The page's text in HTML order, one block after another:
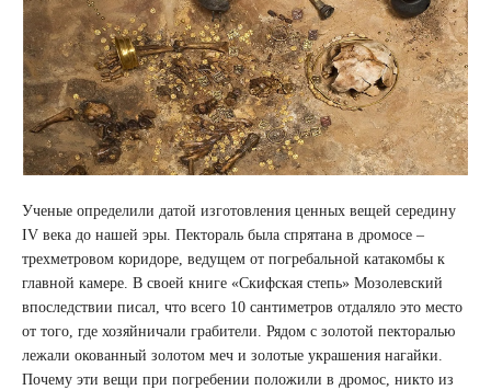
Ученые определили датой изготовления ценных вещей середину
IV века до нашей эры. Пектораль была спрятана в дромосе –
трехметровом коридоре, ведущем от погребальной катакомбы к
главной камере. В своей книге «Скифская степь» Мозолевский
впоследствии писал, что всего 10 сантиметров отдаляло это место
от того, где хозяйничали грабители. Рядом с золотой пекторалью
лежали окованный золотом меч и золотые украшения нагайки.
Почему эти вещи при погребении положили в дромос, никто из